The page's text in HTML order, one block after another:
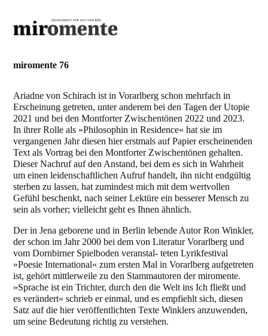
miromente 76
Ariadne von Schirach ist in Vorarlberg schon mehrfach in
Erscheinung getreten, unter anderem bei den Tagen der Utopie
2021 und bei den Montforter Zwischentönen 2022 und 2023.
In ihrer Rolle als »Philosophin in Residence« hat sie im
vergangenen Jahr diesen hier erstmals auf Papier erscheinenden
Text als Vortrag bei den Montforter Zwischentönen gehalten.
Dieser Nachruf auf den Anstand, bei dem es sich in Wahrheit
um einen leidenschaftlichen Aufruf handelt, ihn nicht endgültig
sterben zu lassen, hat zumindest mich mit dem wertvollen
Gefühl beschenkt, nach seiner Lektüre ein besserer Mensch zu
sein als vorher; vielleicht geht es Ihnen ähnlich.
Der in Jena geborene und in Berlin lebende Autor Ron Winkler,
der schon im Jahr 2000 bei dem von Literatur Vorarlberg und
vom Dornbirner Spielboden veranstal- teten Lyrikfestival
»Poesie International« zum ersten Mal in Vorarlberg aufgetreten
ist, gehört mittlerweile zu den Stammautoren dermiromente.
»Sprache ist ein Trichter, durch den die Welt ins Ich fließt und
es verändert« schrieb er einmal, und es empfiehlt sich, diesen
Satz auf die hier veröffentlichten Texte Winklers anzuwenden,
um seine Bedeutung richtig zu verstehen.